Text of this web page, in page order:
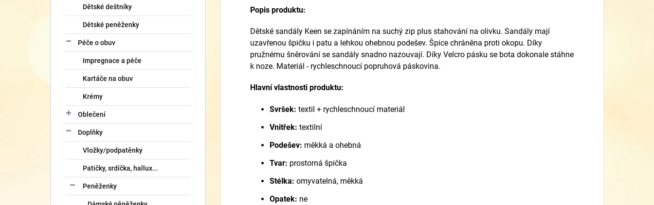
Dětské deštníky
Dětské peněženky
Péče o obuv
Impregnace a péče
Kartáče na obuv
Krémy
Oblečení
Doplňky
Vložky/podpatěnky
Patičky, srdíčka, hallux...
Peněženky
Popis produktu:
Dětské sandály Keen se zapínáním na suchý zip plus stahování na olivku. Sandály mají
uzavřenou špičku i patu a lehkou ohebnou podešev. Špice chráněna proti okopu. Díky
pružnému šněrování se sandály snadno nazouvají. Díky Velcro pásku se bota dokonale stáhne
k noze. Materiál - rychleschnoucí popruhová páskovina.
Hlavní vlastnosti produktu:
Svršek: textil + rychleschnoucí materiál
Vnitřek: textilní
Podešev: měkká a ohebná
Tvar: prostorná špička
Stélka: omyvatelná, měkká
Opatek: ne